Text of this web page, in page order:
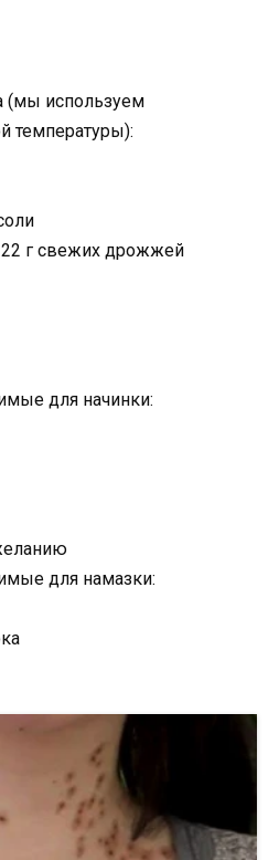
(мы используем
температуры):
г свежих дрожжей
для начинки:
для намазки: